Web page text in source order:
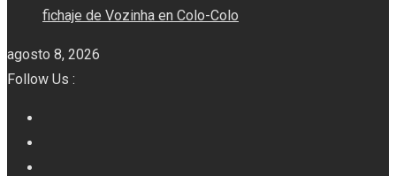
fichaje de Vozinha en Colo-Colo
agosto 8, 2026
Follow Us :